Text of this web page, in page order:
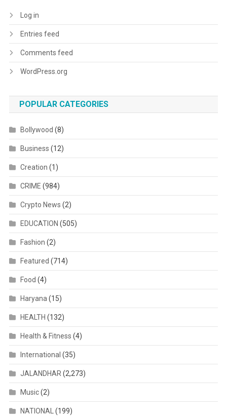
Log in
Entries feed
Comments feed
WordPress.org
POPULAR CATEGORIES
Bollywood (8)
Business (12)
Creation (1)
CRIME (984)
Crypto News (2)
EDUCATION (505)
Fashion (2)
Featured (714)
Food (4)
Haryana(15)
HEALTH (132)
Health & Fitness (4)
International (35)
JALANDHAR(2,273)
Music(2)
NATIONAL(199)